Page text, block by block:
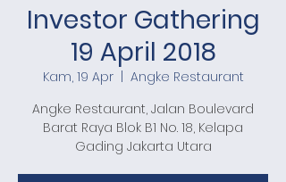
Investor Gathering
19 April 2018
Kam, 19 Apr
  |
Angke Restaurant
Angke Restaurant, Jalan Boulevard
Barat Raya Blok B1 No. 18, Kelapa
Gading Jakarta Utara